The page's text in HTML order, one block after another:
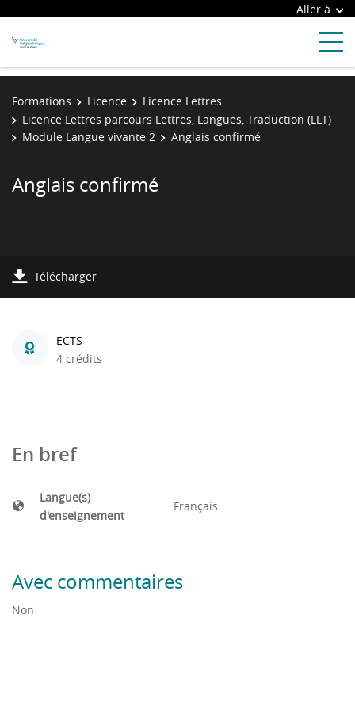
Aller à
Formations Licence
Licence Lettres
Licence Lettres parcours Lettres, Langues, Traduction (LLT)
Module Langue vivante 2
Anglais confirmé
Anglais confirmé
Télécharger
ECTS
4 crédits
En bref
Langue(s)
d'enseignement
Français
Avec commentaires
Non